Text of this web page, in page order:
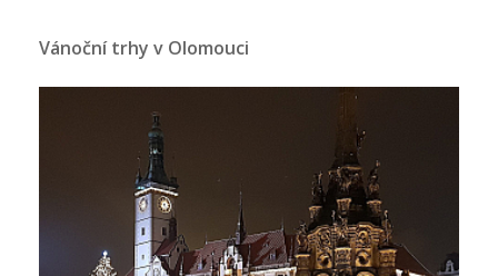
Vánoční trhy v Olomouci